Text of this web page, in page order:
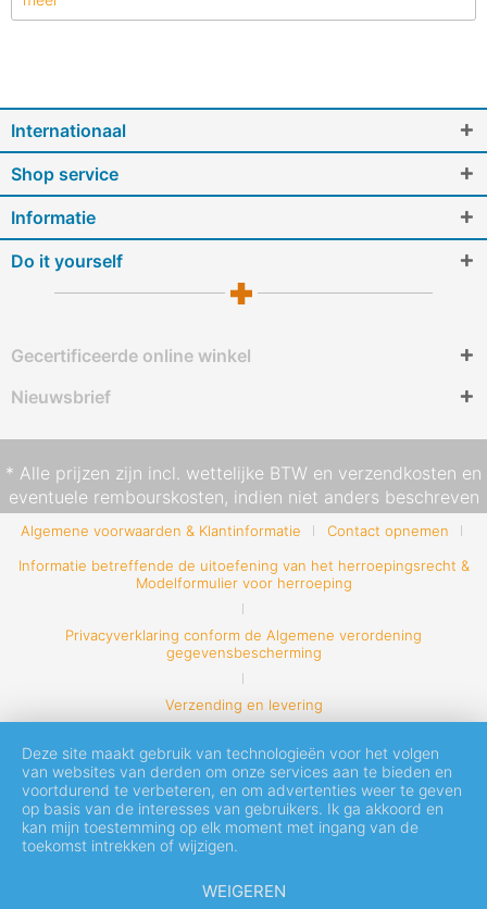
Internationaal
Shop service
Informatie
Do it yourself
Gecertificeerde online winkel
Nieuwsbrief
* Alle prijzen zijn incl. wettelijke BTW en verzendkosten en
eventuele rembourskosten, indien niet anders beschreven
Algemene voorwaarden & Klantinformatie
Contact opnemen
Informatie betreffende de uitoefening van het herroepingsrecht &
Modelformulier voor herroeping
Privacyverklaring conform de Algemene verordening
gegevensbescherming
Verzending en levering
Deze site maakt gebruik van technologieën voor het volgen
van websites van derden om onze services aan te bieden en
voortdurend te verbeteren, en om advertenties weer te geven
op basis van de interesses van gebruikers. Ik ga akkoord en
kan mijn toestemming op elk moment met ingang van de
toekomst intrekken of wijzigen.
WEIGEREN